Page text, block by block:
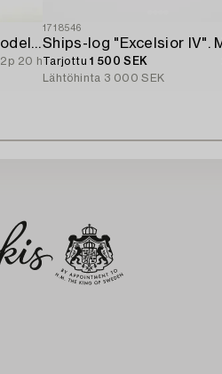
Sagafjord travel agency model / ship model.
2p 20 h
1718546
Tarjottu1 500 SEK
Lähtöhinta 3 000 SEK